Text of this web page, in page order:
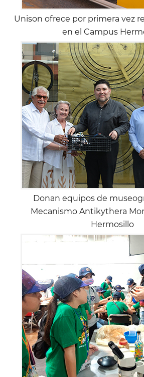
Unison ofrece por primera vez
en el Campus
Donan equipos de
Mecanismo Antikythera
Hermosillo